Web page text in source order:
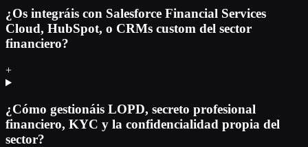
¿Os integráis con Salesforce Financial Services
Cloud, HubSpot, o CRMs custom del sector
financiero?
+
¿Cómo gestionáis LOPD, secreto profesional
financiero, KYC y la confidencialidad propia del
sector?